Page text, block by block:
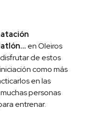
en Oleiros
de estos
como más
en las
personas
entrenar.